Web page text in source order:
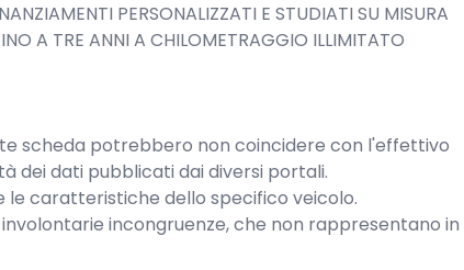
PERSONALIZZATI E STUDIATI SU MISURA
A TRE ANNI A CHILOMETRAGGIO ILLIMITATO
scheda potrebbero non coincidere con l'effettivo
dei dati pubblicati dai diversi portali.
le caratteristiche dello specifico veicolo.
incongruenze, che non rappresentano in